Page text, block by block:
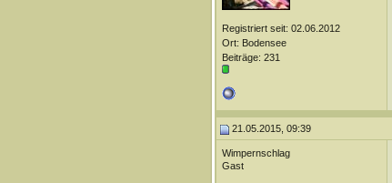
Registriert seit: 02.06.2012
Ort: Bodensee
Beiträge: 231
21.05.2015, 09:39
Wimpernschlag
Gast